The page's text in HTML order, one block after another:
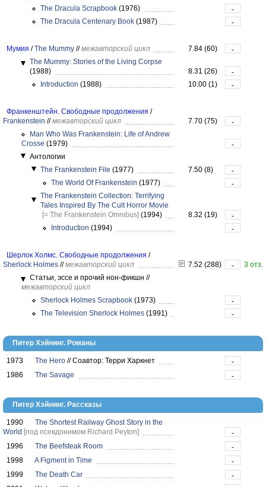
The Dracula Scrapbook (1976)
-
The Dracula Centenary Book (1987) -
Мумия /The Mummy // межавторский цикл 7.84 (60)
-
The Mummy: Stories of the Living Corpse
(1988)
8.31 (26)
-
Introduction (1988) 10.00 (1) -
Франкенштейн. Свободные продолжения /
Frankenstein // межавторский цикл 7.70 (75)
-
Man Who Was Frankenstein: Life of Andrew
Crosse (1979)
-
Антологии
The Frankenstein File (1977) 7.50 (8)
-
The World Of Frankenstein (1977)
-
The Frankenstein Collection: Terrifying
Tales Inspired By The Cult Horror Movie
[= The Frankenstein Omnibus] (1994) 8.32 (19)
-
Introduction (1994) -
Шерлок Холмс. Свободные продолжения /
Sherlock Holmes // межавторский цикл 7.52 (288) -
3 отз.
Статьи, эссе и прочий нон-фикшн //
межавторский цикл
Sherlock Holmes Scrapbook (1973)
-
The Television Sherlock Holmes (1991) -
Питер Хэйнинг. Романы
1973 The Hero //Соавтор: Терри Харкнет
-
1986
The Savage -
Питер Хэйнинг. Рассказы
1990
The Shortest Railway Ghost Story in the
World [под псевдонимом Richard Peyton]
-
1996
The Beefsteak Room
-
1998
A Figment in Time
-
1999
The Death Car
-